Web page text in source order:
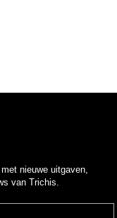
nieuwe uitgaven,
van Trichis.